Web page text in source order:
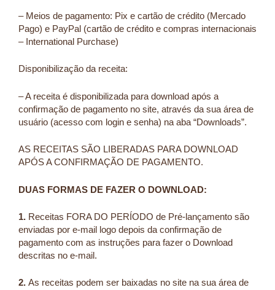
– Meios de pagamento: Pix e cartão de crédito (Mercado
Pago) e PayPal (cartão de crédito e compras internacionais
– International Purchase)
Disponibilização da receita:
– A receita é disponibilizada para download após a
confirmação de pagamento no site, através da sua área de
usuário (acesso com login e senha) na aba “Downloads”.
AS RECEITAS SÃO LIBERADAS PARA DOWNLOAD
APÓS A CONFIRMAÇÃO DE PAGAMENTO.
DUAS FORMAS DE FAZER O DOWNLOAD:
1. Receitas FORA DO PERÍODO de Pré-lançamento são
enviadas por e-mail logo depois da confirmação de
pagamento com as instruções para fazer o Download
descritas no e-mail.
2. As receitas podem ser baixadas no site na sua área de